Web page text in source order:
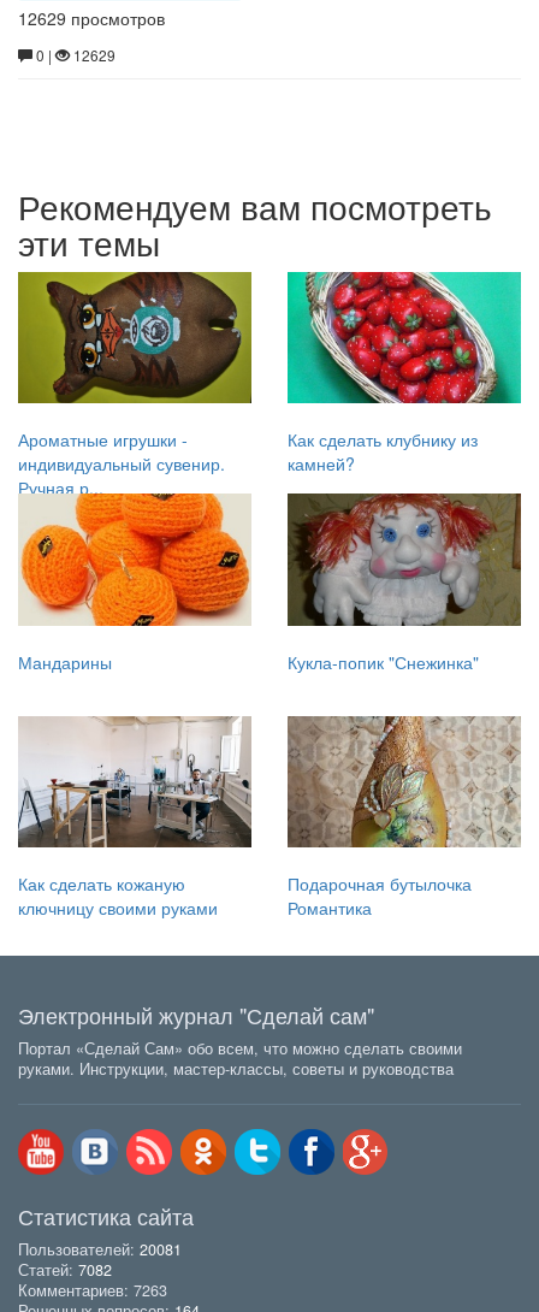
12629 просмотров
0 | 12629
Рекомендуем вам посмотреть
эти темы
Ароматные игрушки -
индивидуальный сувенир.
Ручная р...
Как сделать клубнику из
камней?
Мандарины Кукла-попик "Снежинка"
Как сделать кожаную
ключницу своими руками
Подарочная бутылочка
Романтика
Электронный журнал "Сделай сам"
Портал «Сделай Сам» обо всем, что можно сделать своими
руками. Инструкции, мастер-классы, советы и руководства
Статистика сайта
Пользователей: 20081
Статей: 7082
Комментариев: 7263